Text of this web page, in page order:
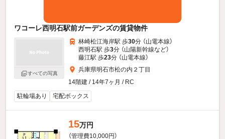
ワコーレ西明石駅前ガーデンズの賃貸物件
すべての写真
林崎松江海岸駅 歩30分 （山電本線）
西明石駅 歩3分 （山陽新幹線など）
藤江駅 歩23分 （山電本線）
兵庫県明石市松の内２丁目
14階建 / 14年7ヶ月 / RC
駐輪場あり
宅配ボックス
15万円
（管理費10,000円）